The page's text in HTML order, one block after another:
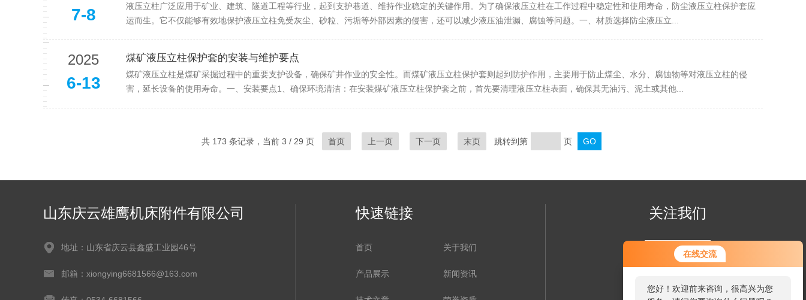
在线交流
您好！欢迎前来咨询，很高兴为您
7-8
液压立柱广泛应用于矿业、建筑、隧道工程等行业，起到支护巷道、维持作业稳定的关键作用。为了确保液压立柱在工作过程中稳定性和使用寿命，防尘液压立柱保护套应
运而生。它不仅能够有效地保护液压立柱免受灰尘、砂粒、污垢等外部因素的侵害，还可以减少液压油泄漏、腐蚀等问题。一、材质选择防尘液压立...
2025
6-13
煤矿液压立柱保护套的安装与维护要点
煤矿液压立柱是煤矿采掘过程中的重要支护设备，确保矿井作业的安全性。而煤矿液压立柱保护套则起到防护作用，主要用于防止煤尘、水分、腐蚀物等对液压立柱的侵
害，延长设备的使用寿命。一、安装要点1、确保环境清洁：在安装煤矿液压立柱保护套之前，首先要清理液压立柱表面，确保其无油污、泥土或其他...
共 173 条记录，当前 3 / 29 页 首页 上一页 下一页 末页 跳转到第 页
山东庆云雄鹰机床附件有限公司
地址：山东省庆云县鑫盛工业园46号
邮箱：xiongying6681566@163.com
快速链接
首页 关于我们
产品展示 新闻资讯
关注我们